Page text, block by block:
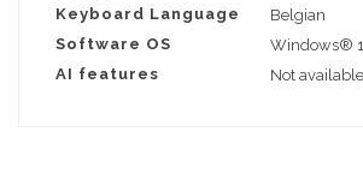
Keyboard Language
Belgian
Software OS
Windows®
AI features
Not available